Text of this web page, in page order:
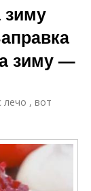
зиму
зиму —
лечо , вот